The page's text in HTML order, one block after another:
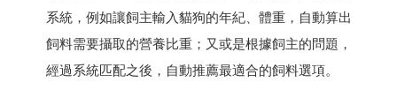
系統，例如讓飼主輸入貓狗的年紀、體重，自動算出
飼料需要攝取的營養比重；又或是根據飼主的問題，
經過系統匹配之後，自動推薦最適合的飼料選項。